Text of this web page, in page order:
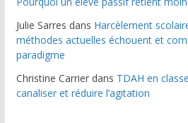
Julie Sarres dans Harcèlement
méthodes actuelles échouent et
paradigme
Christine Carrierdans TDAH en
canaliser et réduire l’agitation